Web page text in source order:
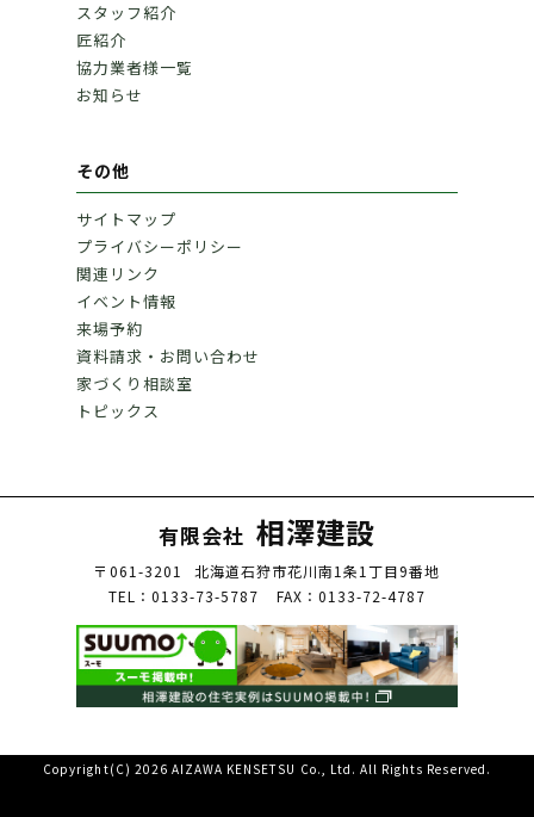
スタッフ紹介
匠紹介
協力業者様一覧
お知らせ
その他
サイトマップ
プライバシーポリシー
関連リンク
イベント情報
来場予約
資料請求・お問い合わせ
家づくり相談室
トピックス
有限会社 相澤建設
〒061-3201
北海道石狩市花川南1条1丁目9番地
TEL：0133-73-5787
FAX：0133-72-4787
Copyright(C) 2026 AIZAWA KENSETSU Co., Ltd. All Rights Reserved.